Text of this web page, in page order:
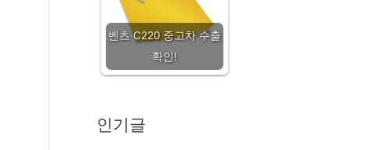
벤츠 C220 중고차 수출
확인!
인기글